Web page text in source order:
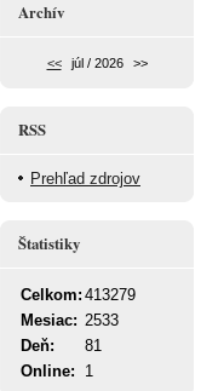
Archív
<< júl / 2026 >>
RSS
Prehľad zdrojov
Štatistiky
Online: 1
Celkom: 413279
Mesiac: 2533
Deň:
81